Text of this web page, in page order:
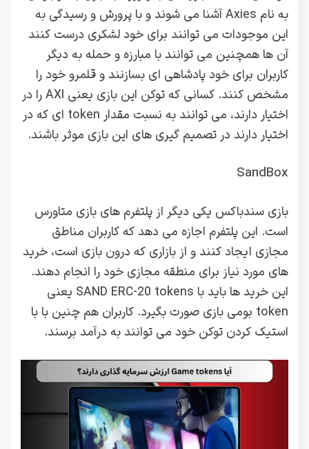
به نام Axies آشنا می شوند و با پرورش و رسیدگی به
این موجودات می توانند برای خود لشکری درست کنند
آن ها همچنین می توانند با مبارزه و حمله به دیگر
کاربران برای خود پادشاهی ای بسازنند و قلمرو خود را
مشخص کنند. کسانی که توکن این بازی یعنی AXI را در
اختیار دارند، می توانند به نسبت مقدار token ای که در
اختیار دارند در تصمیم گیری های این بازی موثر باشند.
SandBox
بازی سندباکس یکی دیگر از پلتفرم های بازی متاورس
است. این پلتفرم اجازه می دهد که کاربران مناطق
مجازی ایجاد کنند و از بازاری که درون بازی است، خرید
های مورد نیاز برای منطقه مجازی خود را انجام دهند.
این خرید ها باید با SAND ERC-20 tokens یعنی
token بومی بازی صورت بگیرد. کاربران هم چنین با با
استیک کردن توکن خود می توانند به درآمد برسند.